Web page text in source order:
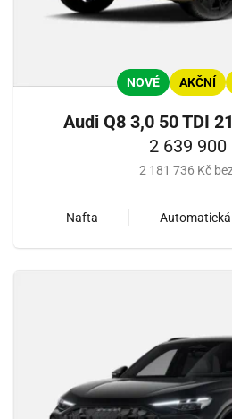
NOVÉ AKČNÍ
Audi Q8 3,0 50 TDI
2 639 900
2 181 736 Kč
Nafta Automatická